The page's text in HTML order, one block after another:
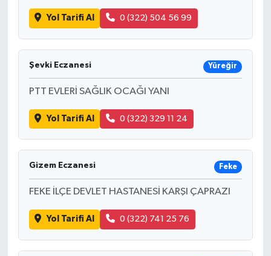
Yol Tarifi Al 0 (322) 504 56 99
Şevki Eczanesi Yüreğir
PTT EVLERİ SAĞLIK OCAĞI YANI
Yol Tarifi Al 0 (322) 329 11 24
Gizem Eczanesi Feke
FEKE İLÇE DEVLET HASTANESİ KARŞI ÇAPRAZI
Yol Tarifi Al 0 (322) 741 25 76